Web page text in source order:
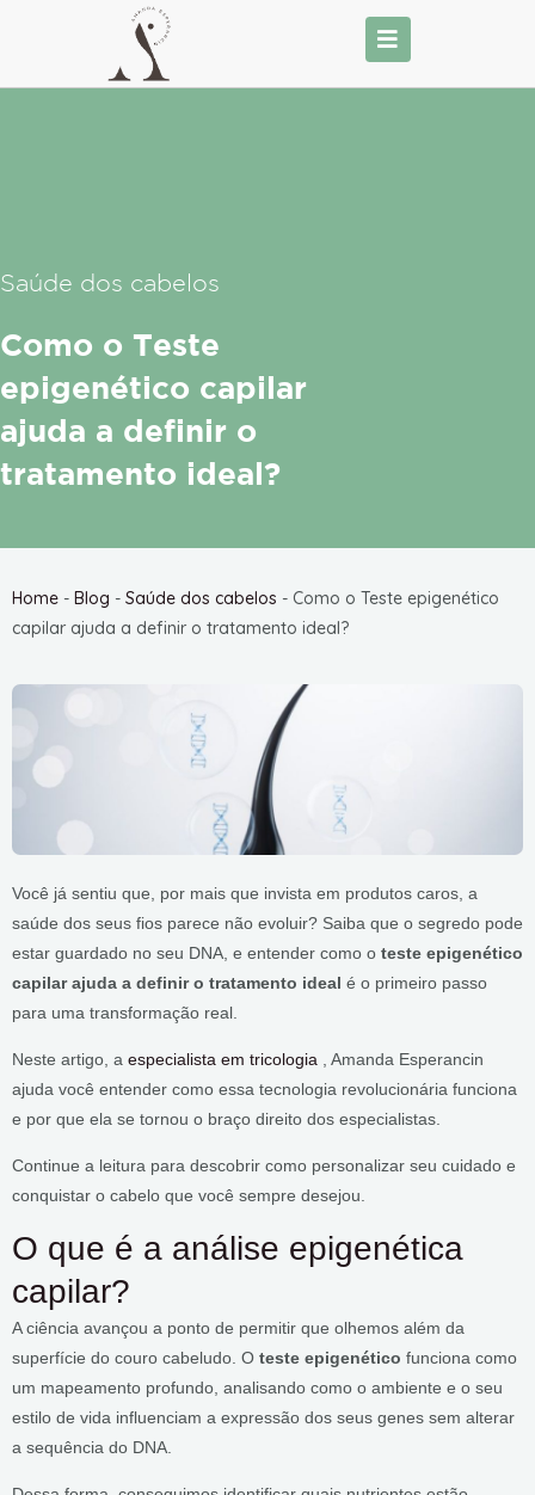
Saúde dos cabelos
Como o Teste
epigenético capilar
ajuda a definir o
tratamento ideal?
Home - Blog - Saúde dos cabelos - Como o Teste epigenético
capilar ajuda a definir o tratamento ideal?
Você já sentiu que, por mais que invista em produtos caros, a
saúde dos seus fios parece não evoluir? Saiba que o segredo pode
estar guardado no seu DNA, e entender como o teste epigenético
capilar ajuda a definir o tratamento ideal é o primeiro passo
para uma transformação real.
Neste artigo, a especialista em tricologia , Amanda Esperancin
ajuda você entender como essa tecnologia revolucionária funciona
e por que ela se tornou o braço direito dos especialistas.
Continue a leitura para descobrir como personalizar seu cuidado e
conquistar o cabelo que você sempre desejou.
O que é a análise epigenética
capilar?
A ciência avançou a ponto de permitir que olhemos além da
superfície do couro cabeludo. O teste epigenético funciona como
um mapeamento profundo, analisando como o ambiente e o seu
estilo de vida influenciam a expressão dos seus genes sem alterar
a sequência do DNA.